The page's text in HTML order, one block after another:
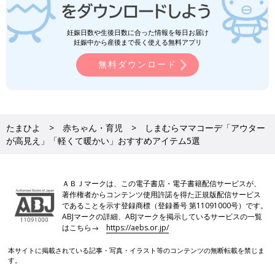
妊娠日数や生後日数に合った情報を毎日お届け
妊娠中から産後まで長く使える無料アプリ
無料ダウンロード
たまひよ 赤ちゃん・育児
しまむらママコーデ「アウター
が高見え」「軽くて暖かい」おすすめアイテム5選
ＡＢＪマークは、この電子書店・電子書籍配信サービスが、
著作権者からコンテンツ使用許諾を得た正規版配信サービス
であることを示す登録商標（登録番号 第11091000号）です。
ABJマークの詳細、ABJマークを掲示しているサービスの一覧
はこちら→https://aebs.or.jp/
本サイトに掲載されている記事・写真・イラスト等のコンテンツの無断転載を禁じま
す。